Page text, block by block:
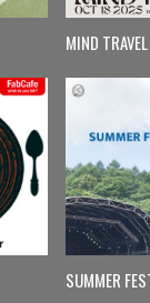
MIND TRAVEL
SUMMER